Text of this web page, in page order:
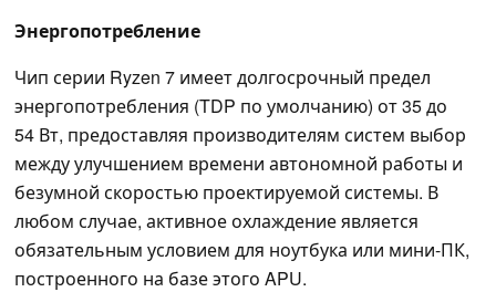
Энергопотребление
Чип серии Ryzen 7 имеет долгосрочный предел
энергопотребления (TDP по умолчанию) от 35 до
54 Вт, предоставляя производителям систем выбор
между улучшением времени автономной работы и
безумной скоростью проектируемой системы. В
любом случае, активное охлаждение является
обязательным условием для ноутбука или мини-ПК,
построенного на базе этого APU.